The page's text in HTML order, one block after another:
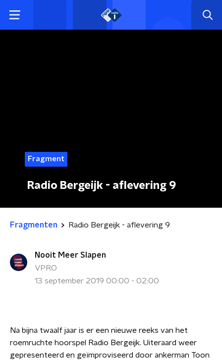
Fragment
Radio Bergeijk - aflevering 9
Fragmenten Radio Bergeijk - aflevering 9
Nooit Meer Slapen
VPRO
13 september 2019 00:00 - 02:00
Na bijna twaalf jaar is er een nieuwe reeks van het
roemruchte hoorspel Radio Bergeijk. Uiteraard weer
gepresenteerd en geïmproviseerd door ankerman Toon